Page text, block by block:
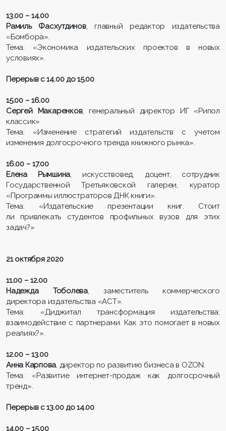
13.00 – 14.00
Рамиль Фасхутдинов, главный редактор издательства
«Бомбора».
Тема: «Экономика издательских проектов в новых
условиях».
Перерыв с 14.00 до 15.00
15.00 – 16.00
Сергей Макаренков, генеральный директор ИГ «Рипол
классик»
Тема: «Изменение стратегий издательств с учетом
изменения долгосрочного тренда книжного рынка».
16.00 – 17.00
Елена Рымшина, искусствовед, доцент, сотрудник
Государственной Третьяковской галереи, куратор
«Программы иллюстраторов ДНК книги».
Тема: «Издательские презентации книг. Стоит
ли привлекать студентов профильных вузов для этих
задач?»
21 октября 2020
11.00 – 12.00
Надежда Тоболева, заместитель коммерческого
директора издательства «АСТ».
Тема: «Диджитал трансформация издательства:
взаимодействие с партнерами. Как это помогает в новых
реалиях?».
12.00 – 13.00
Анна Карпова, директор по развитию бизнеса в OZON.
Тема: «Развитие интернет-продаж как долгосрочный
тренд».
Перерыв с 13.00 до 14.00
14.00 – 15.00